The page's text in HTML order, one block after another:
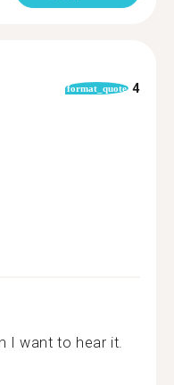
format_quote 4
I want to hear it.